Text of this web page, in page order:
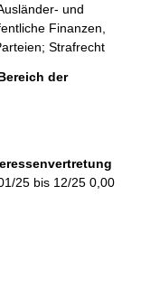
und
Finanzen,
Strafrecht
der
25 bis 12/25 0,00